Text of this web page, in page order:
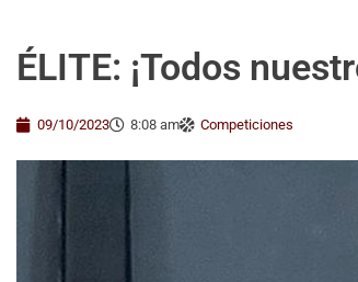
ÉLITE: ¡Todos
09/10/2023 8:08 am Competiciones